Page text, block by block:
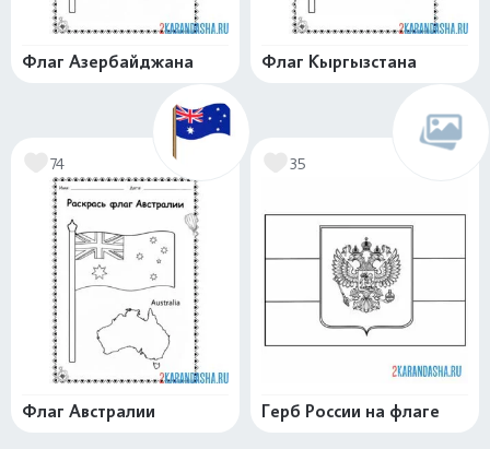
Флаг Азербайджана Флаг Кыргызстана
74
Флаг Австралии
35
Герб России на флаге